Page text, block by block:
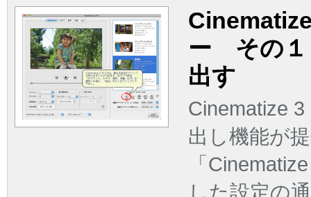
ー その１
出す
Cinematize
出し機能が
「
した設定の